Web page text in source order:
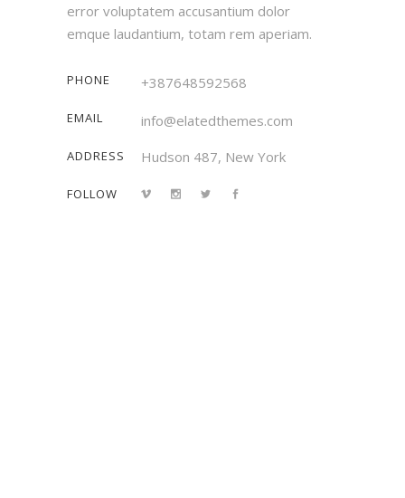
error voluptatem accusantium dolor
emque laudantium, totam rem aperiam.
PHONE
EMAIL
ADDRESS
FOLLOW
+387648592568
info@elatedthemes.com
Hudson 487, New York